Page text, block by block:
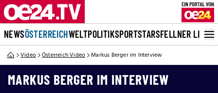
NEWSÖSTERREICHWELTPOLITIKSPORTSTARSFELLNER LIVE
Video Österreich Video Markus Berger im Interview
MARKUS BERGER IM INTERVIEW